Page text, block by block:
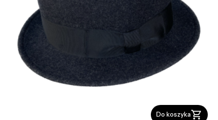
Do koszyka